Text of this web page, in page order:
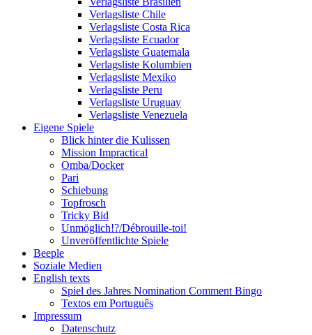
Verlagsliste Chile
Verlagsliste Costa Rica
Verlagsliste Ecuador
Verlagsliste Guatemala
Verlagsliste Kolumbien
Verlagsliste Mexiko
Verlagsliste Peru
Verlagsliste Uruguay
Verlagsliste Venezuela
Eigene Spiele
Blick hinter die Kulissen
Mission Impractical
Omba/Docker
Pari
Schiebung
Topfrosch
Tricky Bid
Unmöglich!?/Débrouille-toi!
Unveröffentlichte Spiele
Beeple
Soziale Medien
English texts
Spiel des Jahres Nomination Comment Bingo
Textos em Português
Impressum
Datenschutz